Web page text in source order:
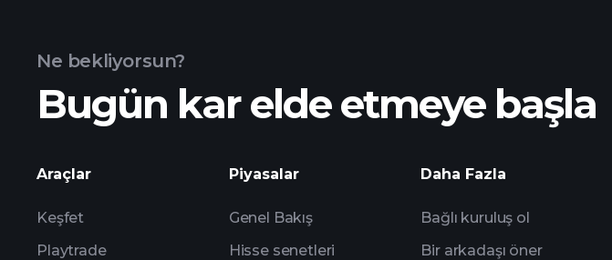
ZSANMCOM kazançları
Ne bekliyorsun?
Bugün kar elde etmeye başla
Araçlar
Keşfet
Playtrade
Piyasalar
Genel Bakış
Hisse senetleri
Daha Fazla
Bağlı kuruluş ol
Bir arkadaşı öner